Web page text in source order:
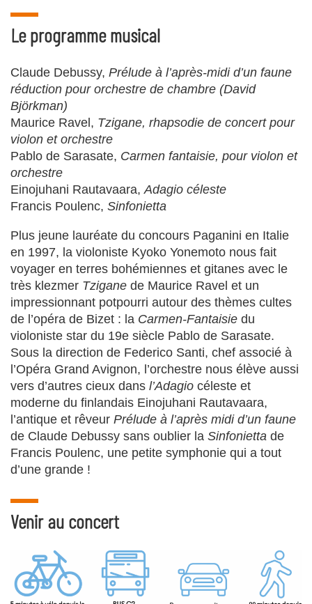
Le programme musical
Claude Debussy, Prélude à l’après-midi d’un faune
réduction pour orchestre de chambre (David
Björkman)
Maurice Ravel, Tzigane, rhapsodie de concert pour
violon et orchestre
Pablo de Sarasate, Carmen fantaisie, pour violon et
orchestre
Einojuhani Rautavaara, Adagio céleste
Francis Poulenc, Sinfonietta
Plus jeune lauréate du concours Paganini en Italie
en 1997, la violoniste Kyoko Yonemoto nous fait
voyager en terres bohémiennes et gitanes avec le
très klezmer Tzigane de Maurice Ravel et un
impressionnant potpourri autour des thèmes cultes
de l’opéra de Bizet : la Carmen-Fantaisie du
violoniste star du 19e siècle Pablo de Sarasate.
Sous la direction de Federico Santi, chef associé à
l’Opéra Grand Avignon, l’orchestre nous élève aussi
vers d’autres cieux dans l’Adagio céleste et
moderne du finlandais Einojuhani Rautavaara,
l’antique et rêveur Prélude à l’après midi d’un faune
de Claude Debussy sans oublier la Sinfonietta de
Francis Poulenc, une petite symphonie qui a tout
d’une grande !
Venir au concert